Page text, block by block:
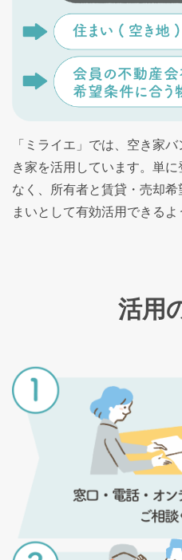
「ミライエ」では、空き家
き家を活用しています。単
なく、所有者と賃貸・売却
まいとして有効活用できるよ
活用